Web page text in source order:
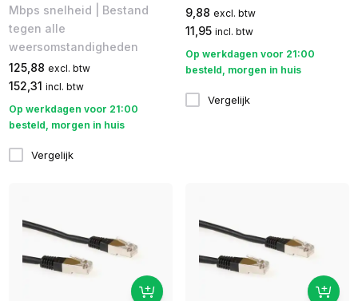
Mbps snelheid | Bestand
tegen alle
weersomstandigheden
125,88 excl. btw
152,31 incl. btw
Op werkdagen voor 21:00
besteld, morgen in huis
Vergelijk
9,88 excl. btw
11,95 incl. btw
Op werkdagen voor 21:00
besteld, morgen in huis
Vergelijk